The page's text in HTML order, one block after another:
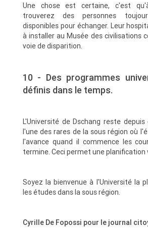
Une chose est certaine, c'est
trouverez des personnes
disponibles pour échanger. Leur
à installer au Musée des civilisations
voie de disparition.
10 - Des programmes
définis dans le temps.
L'Université de Dschang reste depuis
l'une des rares de la sous région où
l'avance quand il commence les
termine. Ceci permet une planification
Soyez la bienvenue à l'Université la
les études dans la sous région.
Cyrille De Fopossi pour le journal